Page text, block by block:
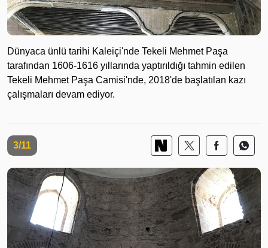
Dünyaca ünlü tarihi Kaleiçi'nde Tekeli Mehmet Paşa
tarafından 1606-1616 yıllarında yaptırıldığı tahmin edilen
Tekeli Mehmet Paşa Camisi'nde, 2018'de başlatılan kazı
çalışmaları devam ediyor.
3/11